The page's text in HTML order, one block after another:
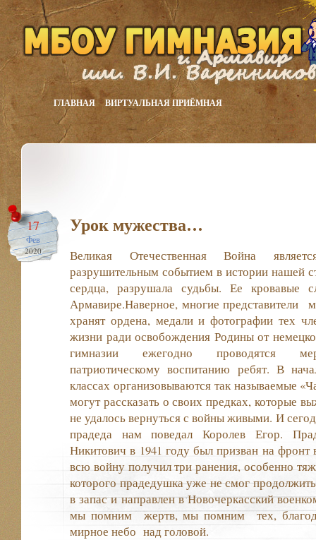
ГЛАВНАЯ ВИРТУАЛЬНАЯ ПРИЁМНАЯ
17
Фев
2020
Урок мужества…
Великая Отечественная Война
разрушительным событием в истории нашей
сердца, разрушала судьбы. Ее кровавые
Армавире.Наверное, многие представители
хранят ордена, медали и фотографии тех
жизни ради освобождения Родины от
гимназии ежегодно проводятся
патриотическому воспитанию ребят. В
классах организовываются так называемые
могут рассказать о своих предках, которые
не удалось вернуться с войны живыми. И
прадеда нам поведал Королев Егор.
Никитович в 1941 году был призван на фронт
всю войну получил три ранения, особенно
которого прадедушка уже не смог
в запас и направлен в Новочеркасский
мы помним жертв, мы помним тех,
мирное небо над головой.